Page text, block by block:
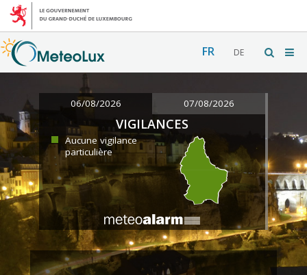
FR DE
06/08/2026 07/08/2026
VIGILANCES
Aucune vigilance
particulière